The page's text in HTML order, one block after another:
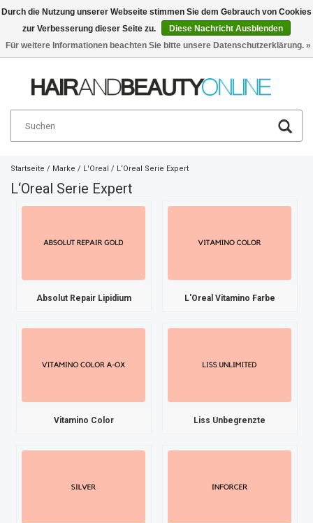
Deutsch €
Startseite / Marke / L'Oreal / L‘Oreal Serie Expert
L‘Oreal Serie Expert
Absolut Repair Lipidium L'Oreal Vitamino Farbe
Vitamino Color Liss Unbegrenzte
Durch die Nutzung unserer Webseite stimmen Sie dem Gebrauch von Cookies
zur Verbesserung dieser Seite zu.
Diese Nachricht Ausblenden
Für weitere Informationen beachten Sie bitte unsere Datenschutzerklärung. »